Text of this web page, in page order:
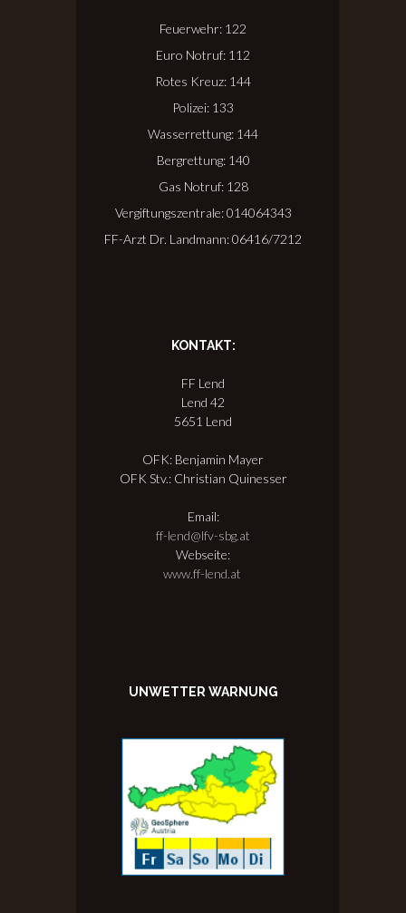
Feuerwehr: 122
Euro Notruf: 112
Rotes Kreuz: 144
Polizei: 133
Wasserrettung: 144
Bergrettung: 140
Gas Notruf: 128
Vergiftungszentrale: 014064343
FF-Arzt Dr. Landmann: 06416/7212
KONTAKT:
FF Lend
Lend 42
5651 Lend
OFK: Benjamin Mayer
OFK Stv.: Christian Quinesser
Email:
ff-lend@lfv-sbg.at
Webseite:
www.ff-lend.at
UNWETTER WARNUNG